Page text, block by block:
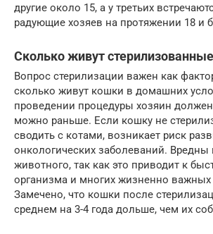
другие около 15, а у третьих
радующие хозяев на протяжении 18 и
Сколько живут
Вопрос стерилизации важен как
сколько живут кошки в домашних
проведении процедуры хозяин
можно раньше. Если кошку не
сводить с котами, возникает риск
онкологических заболеваний.
животного, так как это приводит к
организма и многих жизненно важных
Замечено, что кошки после
среднем на 3-4 года дольше, чем их